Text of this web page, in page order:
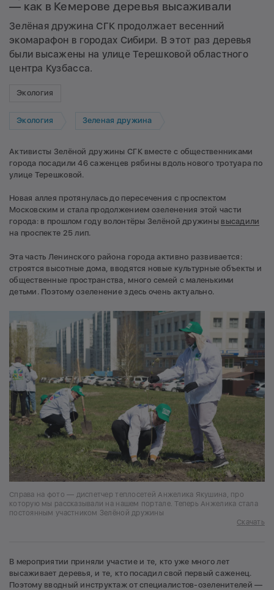
— как в Кемерове деревья высаживали
Зелёная дружина СГК продолжает весенний
экомарафон в городах Сибири. В этот раз деревья
были высажены на улице Терешковой областного
центра Кузбасса.
Экология
Экология Зеленая дружина
Активисты Зелёной дружины СГК вместе с общественниками
города посадили 46 саженцев рябины вдоль нового тротуара по
улице Терешковой.
Новая аллея протянулась до пересечения с проспектом
Московским и стала продолжением озеленения этой части
города: в прошлом году волонтёры Зелёной дружины высадили
на проспекте 25 лип.
Эта часть Ленинского района города активно развивается:
строятся высотные дома, вводятся новые культурные объекты и
общественные пространства, много семей с маленькими
детьми. Поэтому озеленение здесь очень актуально.
Справа на фото — диспетчер теплосетей Анжелика Якушина, про
которую мы рассказывали на нашем портале. Теперь Анжелика стала
постоянным участником Зелёной дружины
Скачать
В мероприятии приняли участие и те, кто уже много лет
высаживает деревья, и те, кто посадил свой первый саженец.
Поэтому вводный инструктаж от специалистов-озеленителей —